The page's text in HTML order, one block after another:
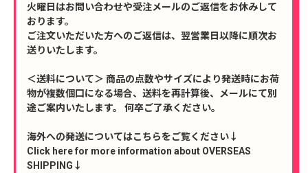
火曜日はお問い合わせや受注メールのご返信をお休みして
おります。
ご注文いただいた方へのご返信は、翌営業日以降に順次お
送りいたします。
＜送料について＞ 商品の点数やサイズにより発送時にお荷
物が複数個口になる場合、送料を再計算後、メールにて別
途ご案内いたします。 何卒ご了承ください。
海外への発送についてはこちらをご覧ください↓
Click here for more information about OVERSEAS
SHIPPING↓